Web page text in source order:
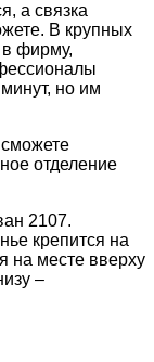
а связка
В крупных
в фирму,
но им
сможете
отделение
2107.
крепится на
на месте вверху
–